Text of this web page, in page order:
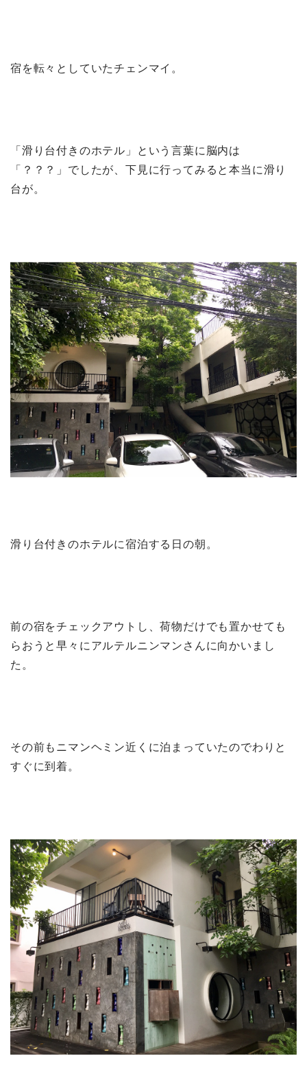
宿を転々としていたチェンマイ。
「滑り台付きのホテル」という言葉に脳内は
「？？？」でしたが、下見に行ってみると本当に滑り
台が。
滑り台付きのホテルに宿泊する日の朝。
前の宿をチェックアウトし、荷物だけでも置かせても
らおうと早々にアルテルニンマンさんに向かいまし
た。
その前もニマンヘミン近くに泊まっていたのでわりと
すぐに到着。